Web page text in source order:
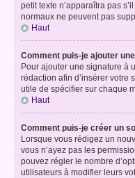
petit texte n’apparaîtra pas
normaux ne peuvent pas
Haut
Comment puis-je ajouter
Pour ajouter une signature à
rédaction afin d’insérer votre
utile de spécifier sur chaque
Haut
Comment puis-je créer un
Lorsque vous rédigez un
vous n’ayez pas les
pouvez régler le nombre
utilisateurs à modifier leurs